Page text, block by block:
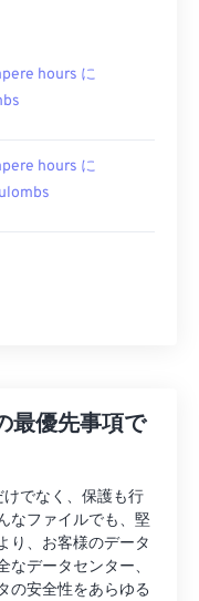
hours に
hours に
最優先事項で
でなく、保護も行
なファイルでも、堅
り、お客様のデータ
データセンター、
の安全性をあらゆる